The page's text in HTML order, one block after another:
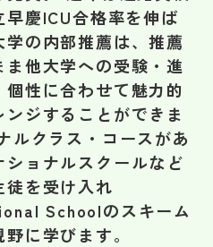
慶ICU合格率を伸ば
の内部推薦は、推薦
他大学への受験・進
性に合わせて魅力的
ジすることができま
ルクラス・コースがあ
ョナルスクールなど
徒を受け入れ
Schoolのスキーム
に学びます。